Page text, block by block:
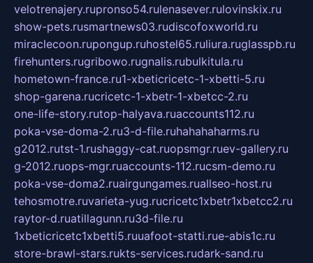
velotrenajery.rupronso54.rulenasever.rulovinskix.ru
show-pets.rusmartnews03.rudiscofoxworld.ru
miraclecoon.rupongup.ruhostel65.ruliura.ruglasspb.ru
firehunters.rugribowo.rugnalis.rubulkitula.ru
hometown-france.ru1-xbeticricetc-1-xbetti-5.ru
shop-garena.rucricetc-1-xbetr-1-xbetcc-2.ru
one-life-story.rutop-halyava.ruaccounts112.ru
poka-vse-doma-2.ru3-d-file.ruhahahaharms.ru
g2012.rutst-1.rushaggy-cat.ruopsmgr.ruev-gallery.ru
g-2012.ruops-mgr.ruaccounts-112.rucsm-demo.ru
poka-vse-doma2.ruairgungames.ruallseo-host.ru
tehosmotre.ruvarieta-yug.rucricetc1xbetr1xbetcc2.ru
raytor-d.ruatillagunn.ru3d-file.ru
1xbeticricetc1xbetti5.ruuafoot-statti.rue-abis1c.ru
store-brawl-stars.rukts-services.rudark-sand.ru